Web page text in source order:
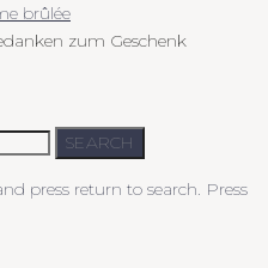
brûlée
zum Geschenk
SEARCH
press return to search. Press